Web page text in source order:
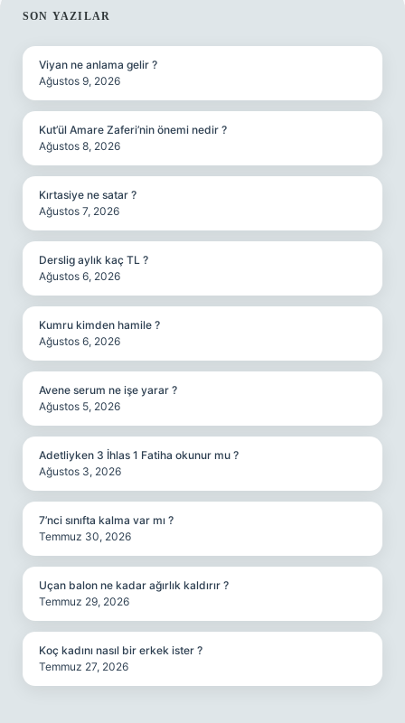
SIDEBAR
SON YAZILAR
Viyan ne anlama gelir ?
Ağustos 9, 2026
Kut’ül Amare Zaferi’nin önemi nedir ?
Ağustos 8, 2026
Kırtasiye ne satar ?
Ağustos 7, 2026
Derslig aylık kaç TL ?
Ağustos 6, 2026
Kumru kimden hamile ?
Ağustos 6, 2026
Avene serum ne işe yarar ?
Ağustos 5, 2026
Adetliyken 3 İhlas 1 Fatiha okunur mu ?
Ağustos 3, 2026
7’nci sınıfta kalma var mı ?
Temmuz 30, 2026
Uçan balon ne kadar ağırlık kaldırır ?
Temmuz 29, 2026
Koç kadını nasıl bir erkek ister ?
Temmuz 27, 2026